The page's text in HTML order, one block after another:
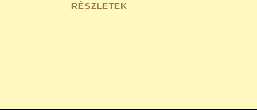
RÉSZLETEK